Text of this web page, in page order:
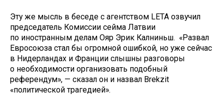
Эту же мысль в беcеде с агентством LETA озвучил
председатель Комиссии сейма Латвии
по иностранным делам Ояр Эрик Калниньш. «Развал
Евросоюза стал бы огромной ошибкой, но уже сейчас
в Нидерландах и Франции слышны разговоры
о необходимости организовать подобный
референдум», — сказал он и назвал Brekzit
«политической трагедией».